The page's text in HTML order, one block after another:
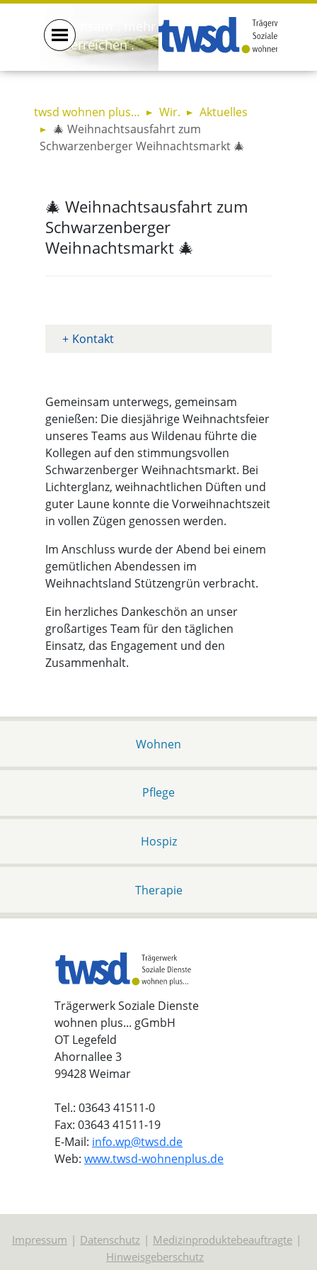
gemeinsam . mehr
. erreichen .
twsd wohnen plus… Wir.
Aktuelles
🎄 Weihnachtsausfahrt zum
Schwarzenberger Weihnachtsmarkt 🎄
🎄 Weihnachtsausfahrt zum
Schwarzenberger
Weihnachtsmarkt 🎄
Kontakt
Gemeinsam unterwegs, gemeinsam
genießen: Die diesjährige Weihnachtsfeier
unseres Teams aus Wildenau führte die
Kollegen auf den stimmungsvollen
Schwarzenberger Weihnachtsmarkt. Bei
Lichterglanz, weihnachtlichen Düften und
guter Laune konnte die Vorweihnachtszeit
in vollen Zügen genossen werden.
Im Anschluss wurde der Abend bei einem
gemütlichen Abendessen im
Weihnachtsland Stützengrün verbracht.
Ein herzliches Dankeschön an unser
großartiges Team für den täglichen
Einsatz, das Engagement und den
Zusammenhalt.
Wohnen
Pflege
Hospiz
Therapie
Trägerwerk Soziale Dienste
wohnen plus... gGmbH
OT Legefeld
Ahornallee 3
99428 Weimar
Tel.: 03643 41511-0
Fax: 03643 41511-19
E-Mail: info.wp@twsd.de
Web: www.twsd-wohnenplus.de
Impressum Datenschutz
Medizinproduktebeauftragte
Hinweisgeberschutz